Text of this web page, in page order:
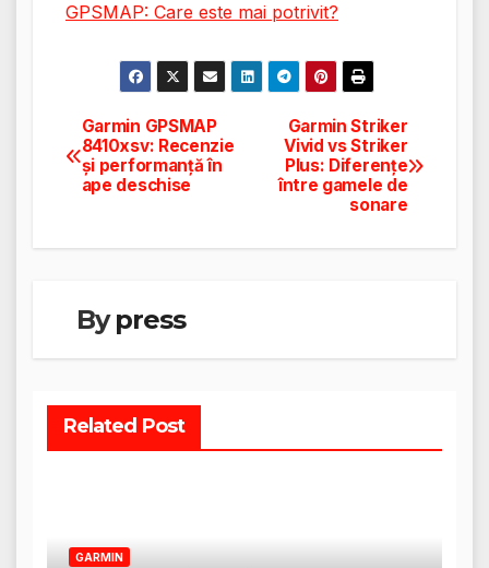
GPSMAP: Care este mai potrivit?
Navigare
în
Garmin Striker
Vivid vs Striker
Plus: Diferențe
între gamele de
sonare
Garmin GPSMAP
8410xsv: Recenzie
și performanță în
ape deschise
Bypress
Related Post
GARMIN